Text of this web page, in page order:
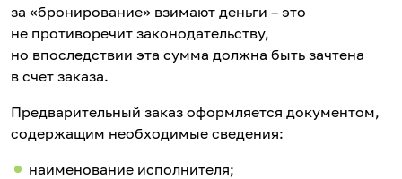
за «бронирование» взимают деньги – это
не противоречит законодательству,
но впоследствии эта сумма должна быть зачтена
в счет заказа.
Предварительный заказ оформляется документом,
содержащим необходимые сведения:
наименование исполнителя;